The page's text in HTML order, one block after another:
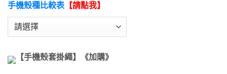
手機殼種比較表 【請點我】
【手機殼套掛繩】《加購》